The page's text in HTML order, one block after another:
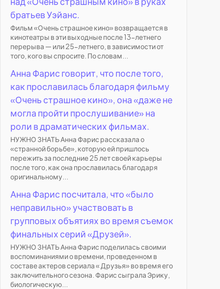
братьев Уэйанс.
Фильм «Очень страшное кино» возвращается в
кинотеатры в эти выходные после 13-летнего
перерыва — или 25-летнего, в зависимости от
того, кого вы спросите. По словам...
Анна Фарис говорит, что после того,
как прославилась благодаря фильму
«Очень страшное кино», она «даже не
могла пройти прослушивание» на
роли в драматических фильмах.
НУЖНО ЗНАТЬ Анна Фарис рассказала о
«странной борьбе», которую ей пришлось
пережить за последние 25 лет своей карьеры
после того, как она прославилась благодаря
оригинальному...
Анна Фарис посчитала, что «было
неправильно» участвовать в
групповых объятиях во время съемок
финальных серий «Друзей».
НУЖНО ЗНАТЬ Анна Фарис поделилась своими
воспоминаниями о времени, проведенном в
составе актеров сериала « Друзья» во время его
заключительного сезона. Фарис сыграла Эрику,
биологическую...